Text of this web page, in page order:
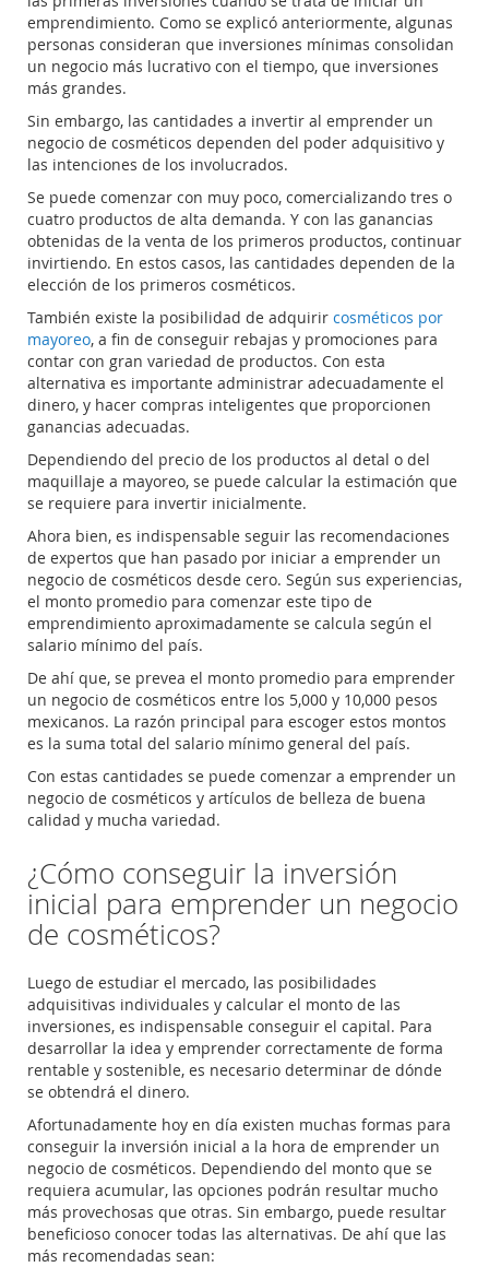
emprendimiento. Como se explicó anteriormente, algunas
personas consideran que inversiones mínimas consolidan
un negocio más lucrativo con el tiempo, que inversiones
más grandes.
Sin embargo, las cantidades a invertir al emprender un
negocio de cosméticos dependen del poder adquisitivo y
las intenciones de los involucrados.
Se puede comenzar con muy poco, comercializando tres o
cuatro productos de alta demanda. Y con las ganancias
obtenidas de la venta de los primeros productos, continuar
invirtiendo. En estos casos, las cantidades dependen de la
elección de los primeros cosméticos.
También existe la posibilidad de adquirir cosméticos por
mayoreo, a fin de conseguir rebajas y promociones para
contar con gran variedad de productos. Con esta
alternativa es importante administrar adecuadamente el
dinero, y hacer compras inteligentes que proporcionen
ganancias adecuadas.
Dependiendo del precio de los productos al detal o del
maquillaje a mayoreo, se puede calcular la estimación que
se requiere para invertir inicialmente.
Ahora bien, es indispensable seguir las recomendaciones
de expertos que han pasado por iniciar a emprender un
negocio de cosméticos desde cero. Según sus experiencias,
el monto promedio para comenzar este tipo de
emprendimiento aproximadamente se calcula según el
salario mínimo del país.
De ahí que, se prevea el monto promedio para emprender
un negocio de cosméticos entre los 5,000 y 10,000 pesos
mexicanos. La razón principal para escoger estos montos
es la suma total del salario mínimo general del país.
Con estas cantidades se puede comenzar a emprender un
negocio de cosméticos y artículos de belleza de buena
calidad y mucha variedad.
¿Cómo conseguir la inversión
inicial para emprender un negocio
de cosméticos?
Luego de estudiar el mercado, las posibilidades
adquisitivas individuales y calcular el monto de las
inversiones, es indispensable conseguir el capital. Para
desarrollar la idea y emprender correctamente de forma
rentable y sostenible, es necesario determinar de dónde
se obtendrá el dinero.
Afortunadamente hoy en día existen muchas formas para
conseguir la inversión inicial a la hora de emprender un
negocio de cosméticos. Dependiendo del monto que se
requiera acumular, las opciones podrán resultar mucho
más provechosas que otras. Sin embargo, puede resultar
beneficioso conocer todas las alternativas. De ahí que las
más recomendadas sean: